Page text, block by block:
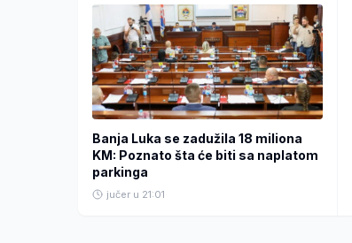
Banja Luka se zadužila 18 miliona
KM: Poznato šta će biti sa naplatom
parkinga
jučer u 21:01